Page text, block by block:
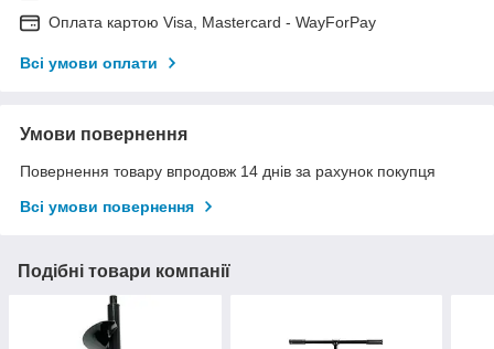
Оплата картою Visa, Mastercard - WayForPay
Всі умови оплати
Умови повернення
Повернення товару впродовж 14 днів за рахунок покупця
Всі умови повернення
Подібні товари компанії